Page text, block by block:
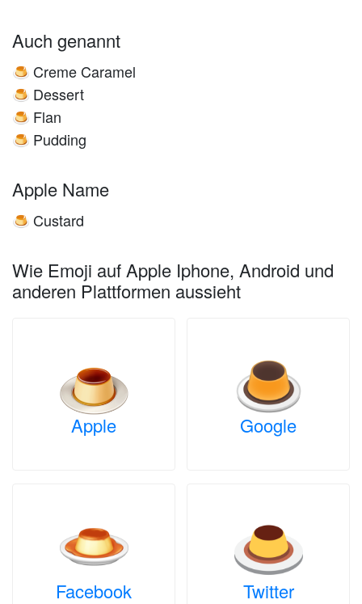
Auch genannt
🍮 Creme Caramel
🍮 Dessert
🍮 Flan
🍮 Pudding
Apple Name
🍮 Custard
Wie Emoji auf Apple Iphone, Android und
anderen Plattformen aussieht
Apple Google
Facebook Twitter